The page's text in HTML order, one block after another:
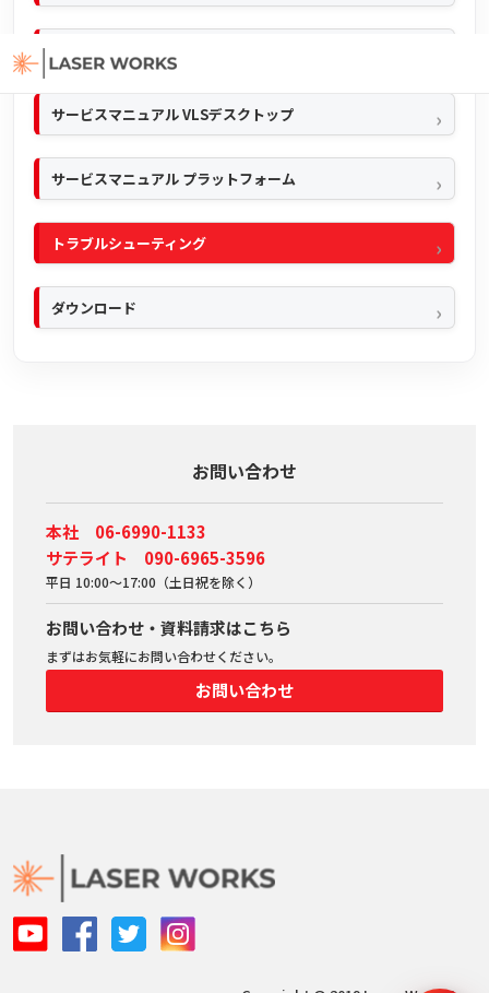
サービスマニュアル VLSデスクトップ
サービスマニュアル プラットフォーム
トラブルシューティング
ダウンロード
お問い合わせ
本社 06-6990-1133
サテライト 090-6965-3596
平日 10:00～17:00（土日祝を除く）
お問い合わせ・資料請求はこちら
まずはお気軽にお問い合わせください。
お問い合わせ